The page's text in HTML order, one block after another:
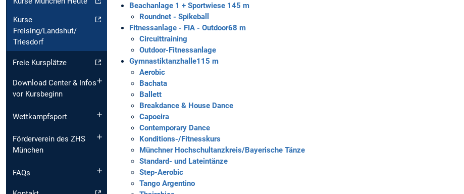
Kurse
Freising/Landshut/
Triesdorf
Freie Kursplätze
Download Center & Infos
vor Kursbeginn
Wettkampfsport
Förderverein des ZHS
München
FAQs
Beachanlage 1 + Sportwiese 145 m
Roundnet - Spikeball
Fitnessanlage - FIA - Outdoor68 m
Circuittraining
Outdoor-Fitnessanlage
Gymnastiktanzhalle115 m
Aerobic
Bachata
Ballett
Breakdance & House Dance
Capoeira
Contemporary Dance
Konditions-/Fitnesskurs
Münchner Hochschultanzkreis/Bayerische Tänze
Standard- und Lateintänze
Step-Aerobic
Tango Argentino